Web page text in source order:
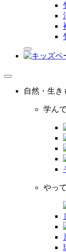
自然・生き
学ん
やっ